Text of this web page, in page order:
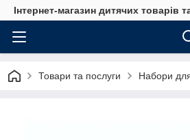
Інтернет-магазин дитячих товарів
Товари та послуги Набори